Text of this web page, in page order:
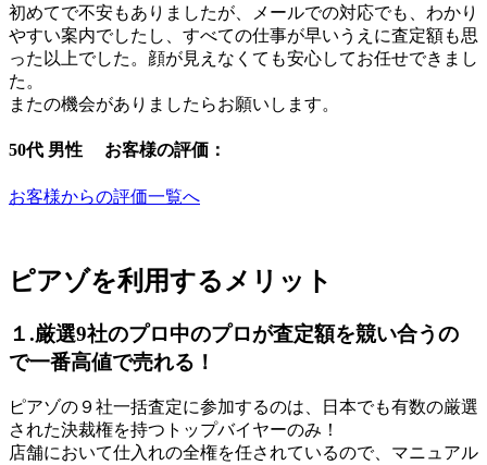
初めてで不安もありましたが、メールでの対応でも、わかり
やすい案内でしたし、すべての仕事が早いうえに査定額も思
った以上でした。顔が見えなくても安心してお任せできまし
た。
またの機会がありましたらお願いします。
50代 男性 お客様の評価：
お客様からの評価一覧へ
ピアゾを利用するメリット
１.厳選9社のプロ中のプロが査定額を競い合うの
で一番高値で売れる！
ピアゾの９社一括査定に参加するのは、日本でも有数の厳選
された決裁権を持つトップバイヤーのみ！
店舗において仕入れの全権を任されているので、マニュアル